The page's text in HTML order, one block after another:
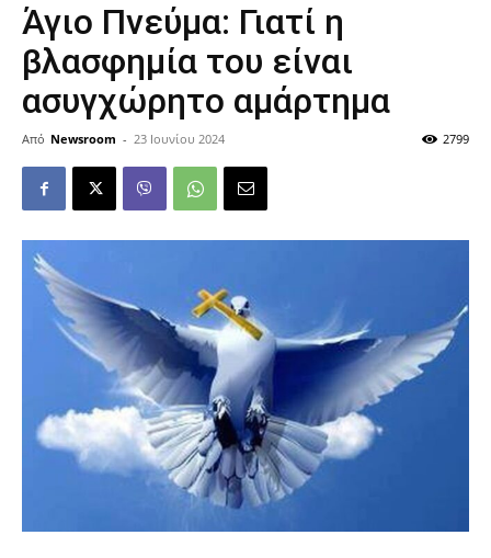
Άγιο Πνεύμα: Γιατί η
βλασφημία του είναι
ασυγχώρητο αμάρτημα
Από Newsroom - 23 Ιουνίου 2024 2799